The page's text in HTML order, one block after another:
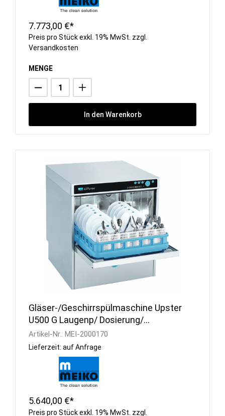
7.773,00 €*
Preis pro Stück exkl. 19% MwSt. zzgl.
Versandkosten
MENGE
In den Warenkorb
Gläser-/Geschirrspülmaschine Upster
U500 G Laugenp/ Dosierung/
Drucksteigerungspumpe
Artikel-Nr.: MEI-2000170
Lieferzeit: auf Anfrage
5.640,00 €*
Preis pro Stück exkl. 19% MwSt. zzgl.